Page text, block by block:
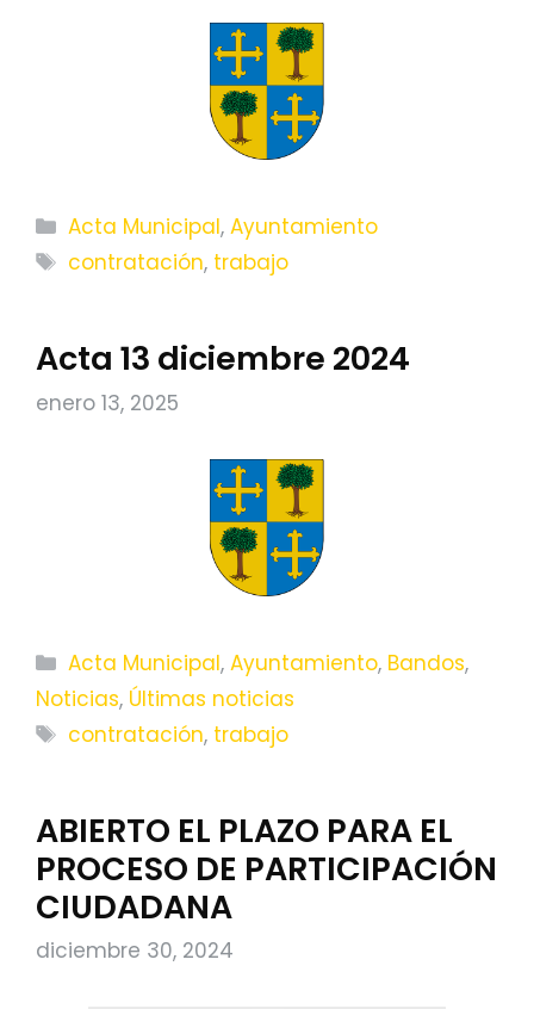
Categorías
Acta Municipal,Ayuntamiento
Etiquetas
contratación, trabajo
Acta 13 diciembre 2024
enero 13, 2025
Categorías
Acta Municipal,Ayuntamiento, Bandos,
Noticias, Últimas noticias
Etiquetas
contratación, trabajo
ABIERTO EL PLAZO PARA EL
PROCESO DE PARTICIPACIÓN
CIUDADANA
diciembre 30, 2024